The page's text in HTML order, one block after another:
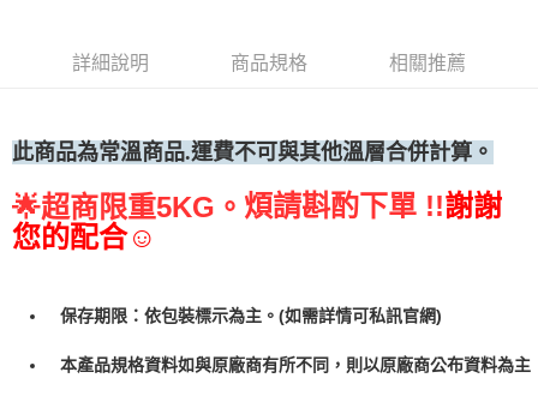
每筆NT$60，滿NT$699(含以上)免運費
每筆NT$60，滿NT$699(含以上)免運費
(請點開選項勾選)
每筆NT$250
詳細說明 商品規格 相關推薦
此商品為常溫商品.運費不可與其他溫層合併計算。
🌟超商限重5KG。 煩請斟酌下單 !!謝謝
您的配合☺
保存期限：依包裝標示為主。(如需詳情可私訊官網)
本產品規格資料如與原廠商有所不同，則以原廠商公布資料為主